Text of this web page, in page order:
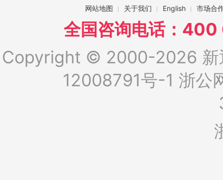
网站地图 关于我们 English 市场合
全国咨询电话：
Copyright © 2000-2026 新
12008791号-1 浙公